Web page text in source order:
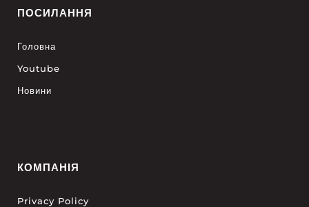
ПОСИЛАННЯ
Головна
Youtube
Новини
КОМПАНІЯ
Privacy Policy